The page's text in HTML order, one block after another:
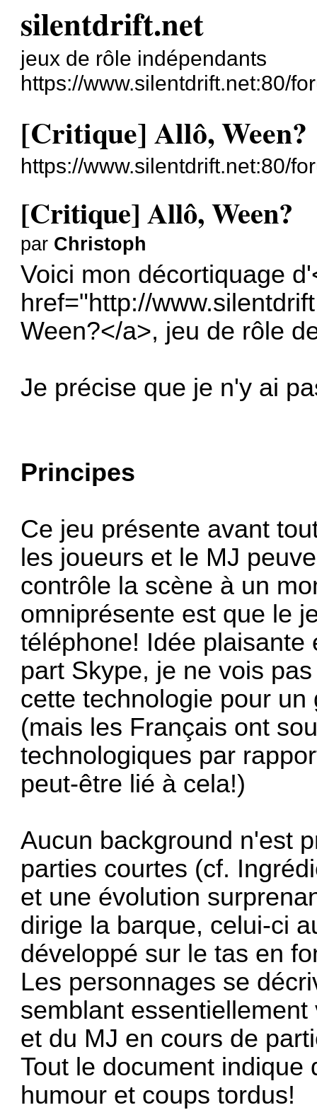
silentdrift.net
jeux de rôle indépendants
https://www.silentdrift.net:80/
[Critique] Allô, Ween?
https://www.silentdrift.net:80/
[Critique] Allô, Ween?
par Christoph
Voici mon décortiquage
href="http://
Ween?</a>, jeu de rôle
Je précise que je n'y ai
Principes
Ce jeu présente avant
les joueurs et le MJ
contrôle la scène à un
omniprésente est que le
téléphone! Idée
part Skype, je ne vois
cette technologie pour
(mais les Français ont
technologiques par
peut-être lié à cela!)
Aucun background n'est
parties courtes (cf.
et une évolution
dirige la barque, celui-ci
développé sur le tas en
Les personnages se
semblant
et du MJ en cours de
Tout le document
humour et coups tordus!